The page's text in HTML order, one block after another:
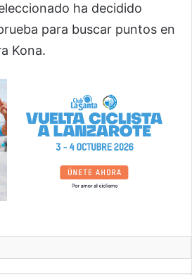
ha decidido
para buscar puntos en
Kona.